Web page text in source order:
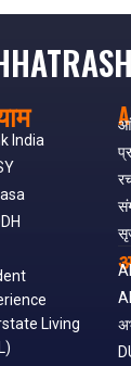
India
Living